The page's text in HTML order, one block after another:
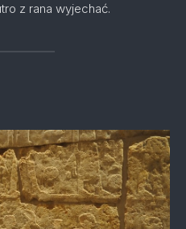
z rana wyjechać.